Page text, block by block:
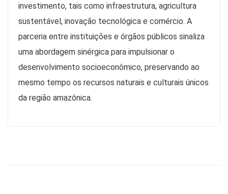
investimento, tais como infraestrutura, agricultura
sustentável, inovação tecnológica e comércio. A
parceria entre instituições e órgãos públicos sinaliza
uma abordagem sinérgica para impulsionar o
desenvolvimento socioeconômico, preservando ao
mesmo tempo os recursos naturais e culturais únicos
da região amazônica.